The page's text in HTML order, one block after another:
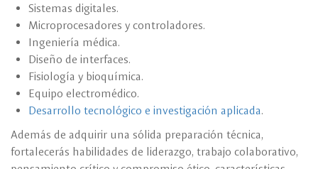
Sistemas digitales.
Microprocesadores y controladores.
Ingeniería médica.
Diseño de interfaces.
Fisiología y bioquímica.
Equipo electromédico.
Desarrollo tecnológico e investigación aplicada.
Además de adquirir una sólida preparación técnica,
fortalecerás habilidades de liderazgo, trabajo colaborativo,